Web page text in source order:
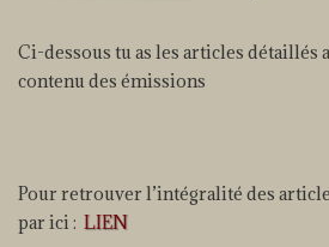
Ci-dessous tu as les articles détaillés
contenu des émissions
Pour retrouver l’intégralité des
par ici : LIEN